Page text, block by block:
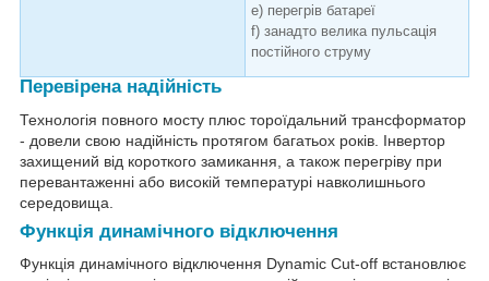
e) перегрів батареї
f) занадто велика пульсація
постійного струму
Перевірена надійність
Технологія повного мосту плюс тороїдальний трансформатор
- довели свою надійність протягом багатьох років. Інвертор
захищений від короткого замикання, а також перегріву при
перевантаженні або високій температурі навколишнього
середовища.
Функція динамічного відключення
Функція динамічного відключення Dynamic Cut-off встановлює